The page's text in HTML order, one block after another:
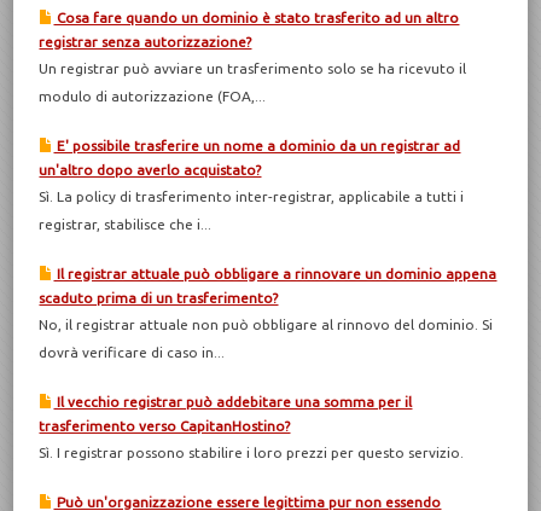
Cosa fare quando un dominio è stato trasferito ad un altro
registrar senza autorizzazione?
Un registrar può avviare un trasferimento solo se ha ricevuto il
modulo di autorizzazione (FOA,...
E' possibile trasferire un nome a dominio da un registrar ad
un'altro dopo averlo acquistato?
Sì. La policy di trasferimento inter-registrar, applicabile a tutti i
registrar, stabilisce che i...
Il registrar attuale può obbligare a rinnovare un dominio appena
scaduto prima di un trasferimento?
No, il registrar attuale non può obbligare al rinnovo del dominio. Si
dovrà verificare di caso in...
Il vecchio registrar può addebitare una somma per il
trasferimento verso CapitanHostino?
Sì. I registrar possono stabilire i loro prezzi per questo servizio.
Può un'organizzazione essere legittima pur non essendo